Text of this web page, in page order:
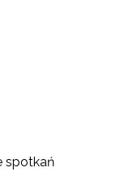
spotkań